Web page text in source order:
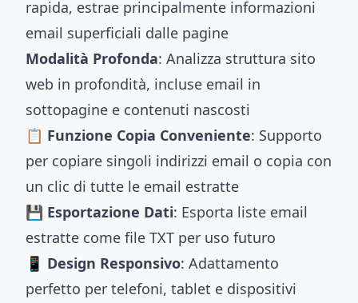
rapida, estrae principalmente informazioni
email superficiali dalle pagine
Modalità Profonda: Analizza struttura sito
web in profondità, incluse email in
sottopagine e contenuti nascosti
📋 Funzione Copia Conveniente: Supporto
per copiare singoli indirizzi email o copia con
un clic di tutte le email estratte
💾 Esportazione Dati: Esporta liste email
estratte come file TXT per uso futuro
📱 Design Responsivo: Adattamento
perfetto per telefoni, tablet e dispositivi